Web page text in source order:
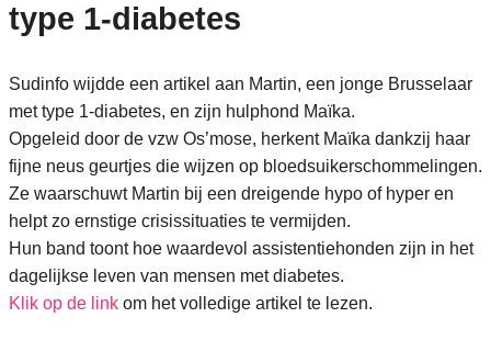
type 1-diabetes
Sudinfo wijdde een artikel aan Martin, een jonge Brusselaar
met type 1-diabetes, en zijn hulphond Maïka.
Opgeleid door de vzw Os’mose, herkent Maïka dankzij haar
fijne neus geurtjes die wijzen op bloedsuikerschommelingen.
Ze waarschuwt Martin bij een dreigende hypo of hyper en
helpt zo ernstige crisissituaties te vermijden.
Hun band toont hoe waardevol assistentiehonden zijn in het
dagelijkse leven van mensen met diabetes.
Klik op de link om het volledige artikel te lezen.